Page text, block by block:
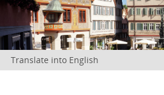
Translate into English